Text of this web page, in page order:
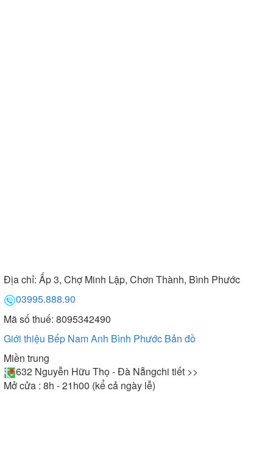
Địa chỉ: Ấp 3, Chợ Minh Lập, Chơn Thành, Bình Phước
03995.888.90
Mã số thuế: 8095342490
Giới thiệu Bếp Nam Anh Bình Phước Bản đồ
Miền trung
632 Nguyễn Hữu Thọ - Đà Nẵngchi tiết >>
Mở cửa : 8h - 21h00 (kể cả ngày lễ)